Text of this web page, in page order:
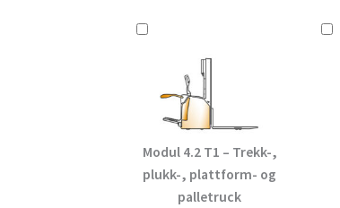
Modul 4.2 T1 – Trekk-,
plukk-, plattform- og
palletruck